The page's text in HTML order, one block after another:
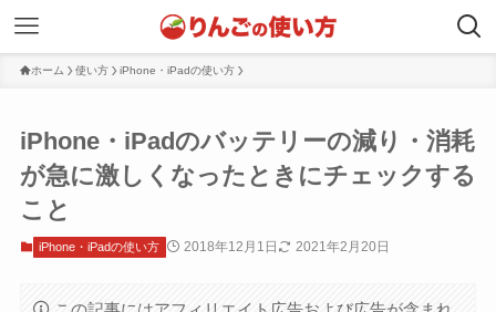
ホーム 使い方 iPhone・iPadの使い方
iPhone・iPadのバッテリーの減り・消耗
が急に激しくなったときにチェックする
こと
iPhone・iPadの使い方 2018年12月1日 2021年2月20日